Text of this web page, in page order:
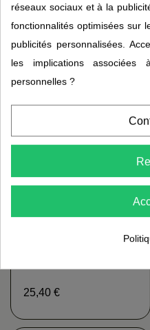
Huile de foie de requin
Squalène 250caps
EURO SANTÉ
9,95 €34,95 €
25,40 €
réseaux sociaux et à la
fonctionnalités optimisées sur
publicités personnalisées.
les implications
personnelles ?